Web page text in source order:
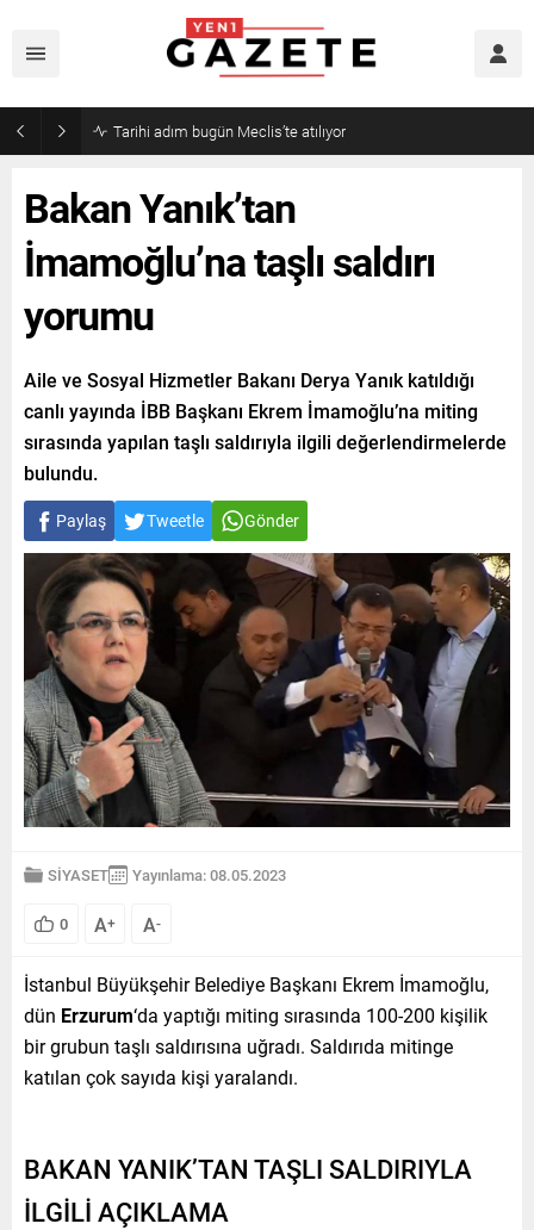
Tarihi adım bugün Meclis’te atılıyor
Bakan Yanık’tan
İmamoğlu’na taşlı saldırı
yorumu
Aile ve Sosyal Hizmetler Bakanı Derya Yanık katıldığı
canlı yayında İBB Başkanı Ekrem İmamoğlu’na miting
sırasında yapılan taşlı saldırıyla ilgili değerlendirmelerde
bulundu.
Paylaş Tweetle Gönder
SİYASET Yayınlama: 08.05.2023
0 A+ A-
İstanbul Büyükşehir Belediye Başkanı Ekrem İmamoğlu,
dün Erzurum‘da yaptığı miting sırasında 100-200 kişilik
bir grubun taşlı saldırısına uğradı. Saldırıda mitinge
katılan çok sayıda kişi yaralandı.
BAKAN YANIK’TAN TAŞLI SALDIRIYLA
İLGİLİ AÇIKLAMA